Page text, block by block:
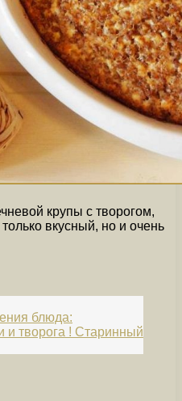
крупы с творогом,
вкусный, но и очень
блюда:
и творога ! Старинный